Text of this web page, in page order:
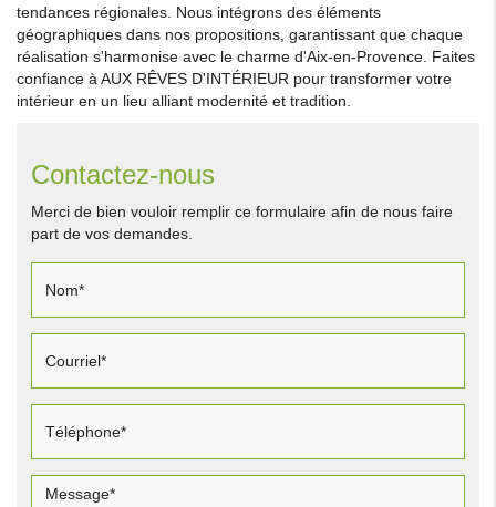
tendances régionales. Nous intégrons des éléments
géographiques dans nos propositions, garantissant que chaque
réalisation s'harmonise avec le charme d'Aix-en-Provence. Faites
confiance à AUX RÊVES D'INTÉRIEUR pour transformer votre
intérieur en un lieu alliant modernité et tradition.
Contactez-nous
Merci de bien vouloir remplir ce formulaire afin de nous faire
part de vos demandes.